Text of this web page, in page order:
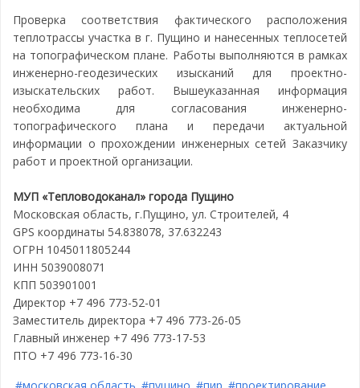
Проверка соответствия фактического расположения
теплотрассы участка в г. Пущино и нанесенных теплосетей
на топографическом плане. Работы выполняются в рамках
инженерно-геодезических изысканий для проектно-
изыскательских работ. Вышеуказанная информация
необходима для согласования инженерно-
топографического плана и передачи актуальной
информации о прохождении инженерных сетей Заказчику
работ и проектной организации.
МУП «Тепловодоканал» города Пущино
Московская область, г.Пущино, ул. Строителей, 4
GPS координаты 54.838078, 37.632243
ОГРН 1045011805244
ИНН 5039008071
КПП 503901001
Директор +7 496 773-52-01
Заместитель директора +7 496 773-26-05
Главный инженер +7 496 773-17-53
ПТО +7 496 773-16-30